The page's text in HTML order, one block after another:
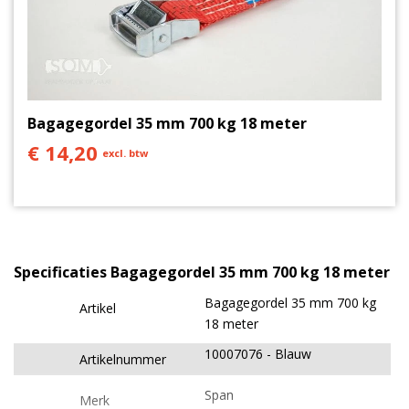
Bagagegordel 35 mm 700 kg 18 meter
€ 14,20 excl. btw
Specificaties Bagagegordel 35 mm 700 kg 18 meter
Artikel
Bagagegordel 35 mm 700 kg
18 meter
Artikelnummer 10007076 Blauw
Merk Span